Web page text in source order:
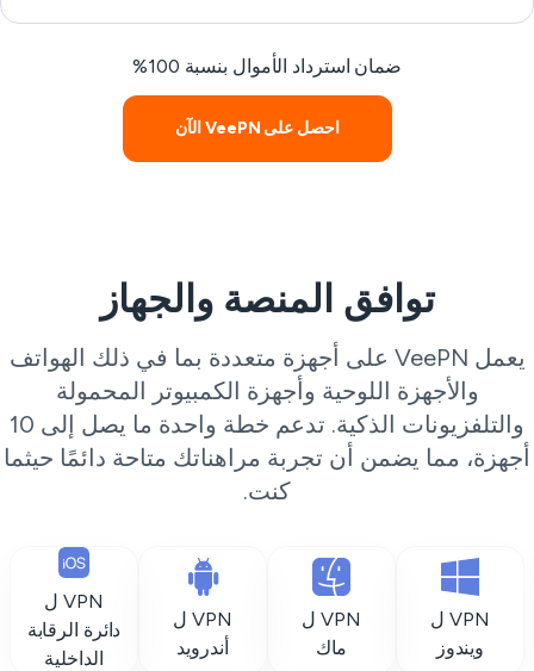
ضمان استرداد الأموال بنسبة 100%
احصل على VeePN الآن
توافق المنصة والجهاز
يعمل VeePN على أجهزة متعددة بما في ذلك الهواتف
والأجهزة اللوحية وأجهزة الكمبيوتر المحمولة
والتلفزيونات الذكية. تدعم خطة واحدة ما يصل إلى 10
مما يضمن أن تجربة مراهناتك متاحة دائمًا حيثما
كنت.
VPN ل
ويندوز
VPN ل
ماك
VPN ل
أندرويد
VPN ل
دائرة الرقابة
الداخلية